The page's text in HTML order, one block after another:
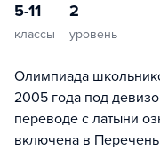
5-11
классы
2
уровень
Олимпиада
2005 года под
переводе с латыни
включена в